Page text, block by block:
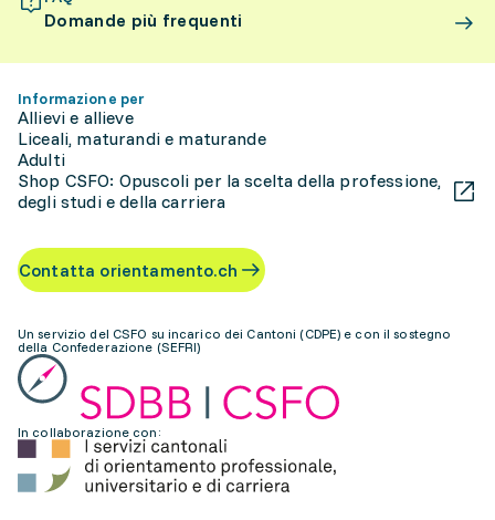
Domande più frequenti
Informazione per
Allievi e allieve
Liceali, maturandi e maturande
Adulti
Shop CSFO: Opuscoli per la scelta della professione,
degli studi e della carriera
Contatta orientamento.ch
Un servizio del CSFO su incarico dei Cantoni (CDPE) e con il sostegno
della Confederazione (SEFRI)
In collaborazione con: